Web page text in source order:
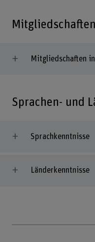
Mitgliedschaften
Mitgliedschaften
Sprachen- und
Sprachkenntnisse
Länderkenntnisse